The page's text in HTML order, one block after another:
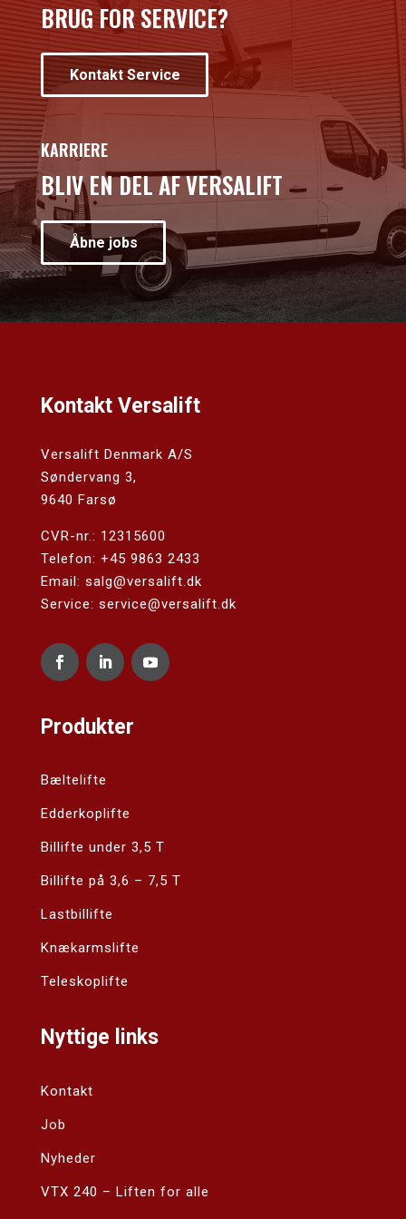
BRUG FOR SERVICE?
Kontakt Service
KARRIERE
BLIV EN DEL AF VERSALIFT
Åbne jobs
Kontakt Versalift
Versalift Denmark A/S
Søndervang 3,
9640 Farsø
CVR-nr.: 12315600
Telefon: +45 9863 2433
Email: salg@versalift.dk
Service: service@versalift.dk
Produkter
Bæltelifte
Edderkoplifte
Billifte under 3,5 T
Billifte på 3,6 – 7,5 T
Lastbillifte
Knækarmslifte
Teleskoplifte
Nyttige links
Kontakt
Job
Nyheder
VTX 240 – Liften for alle